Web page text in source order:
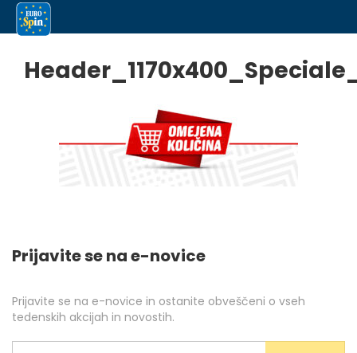
Prijavite se na e-novice
Prijavite se na e-novice in ostanite obveščeni o vseh
tedenskih akcijah in novostih.